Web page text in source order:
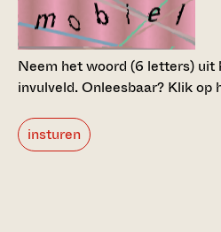
Neem het woord (6 letters) uit
invulveld.Onleesbaar? Klik op
insturen